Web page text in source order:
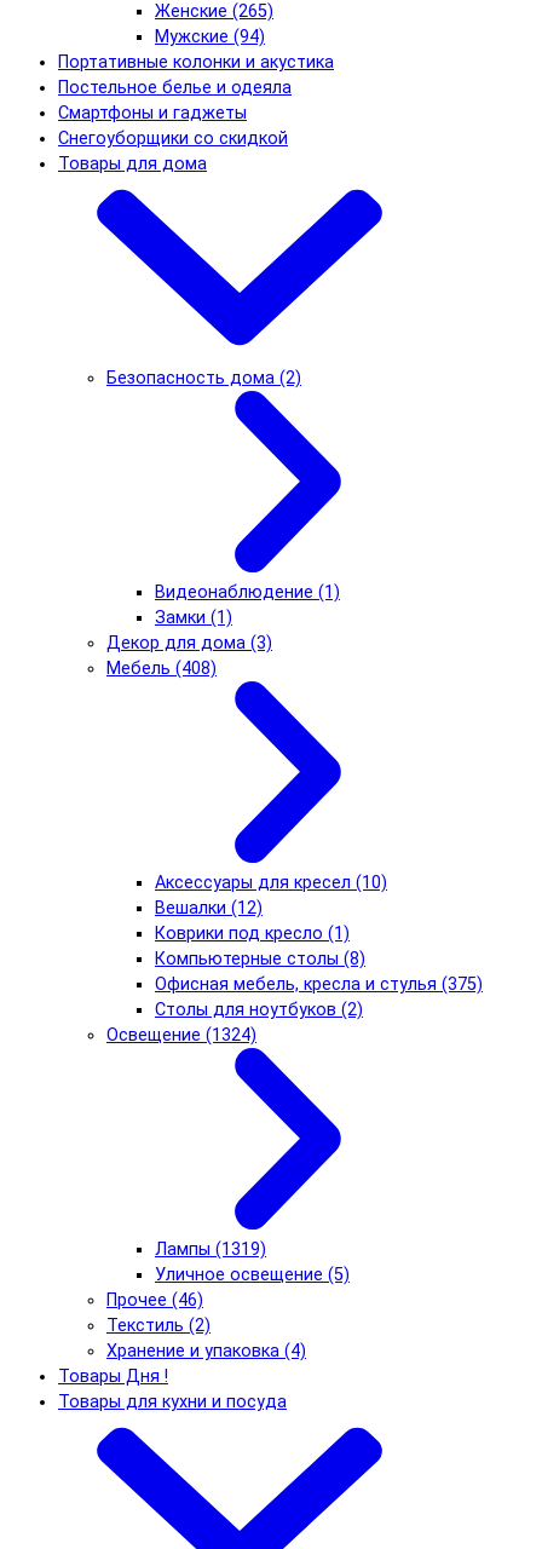
Женские (265)
Мужские (94)
Портативные колонки и акустика
Постельное белье и одеяла
Смартфоны и гаджеты
Снегоуборщики со скидкой
Товары для дома
Безопасность дома (2)
Видеонаблюдение (1)
Замки (1)
Декор для дома (3)
Мебель (408)
Аксессуары для кресел (10)
Вешалки (12)
Коврики под кресло (1)
Компьютерные столы (8)
Офисная мебель, кресла и стулья (375)
Столы для ноутбуков (2)
Освещение (1324)
Лампы (1319)
Уличное освещение (5)
Прочее (46)
Текстиль (2)
Хранение и упаковка (4)
Товары Дня !
Товары для кухни и посуда